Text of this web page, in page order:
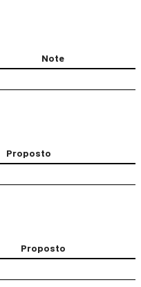
Note
Proposto
Proposto